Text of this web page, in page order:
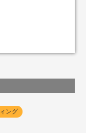
ング